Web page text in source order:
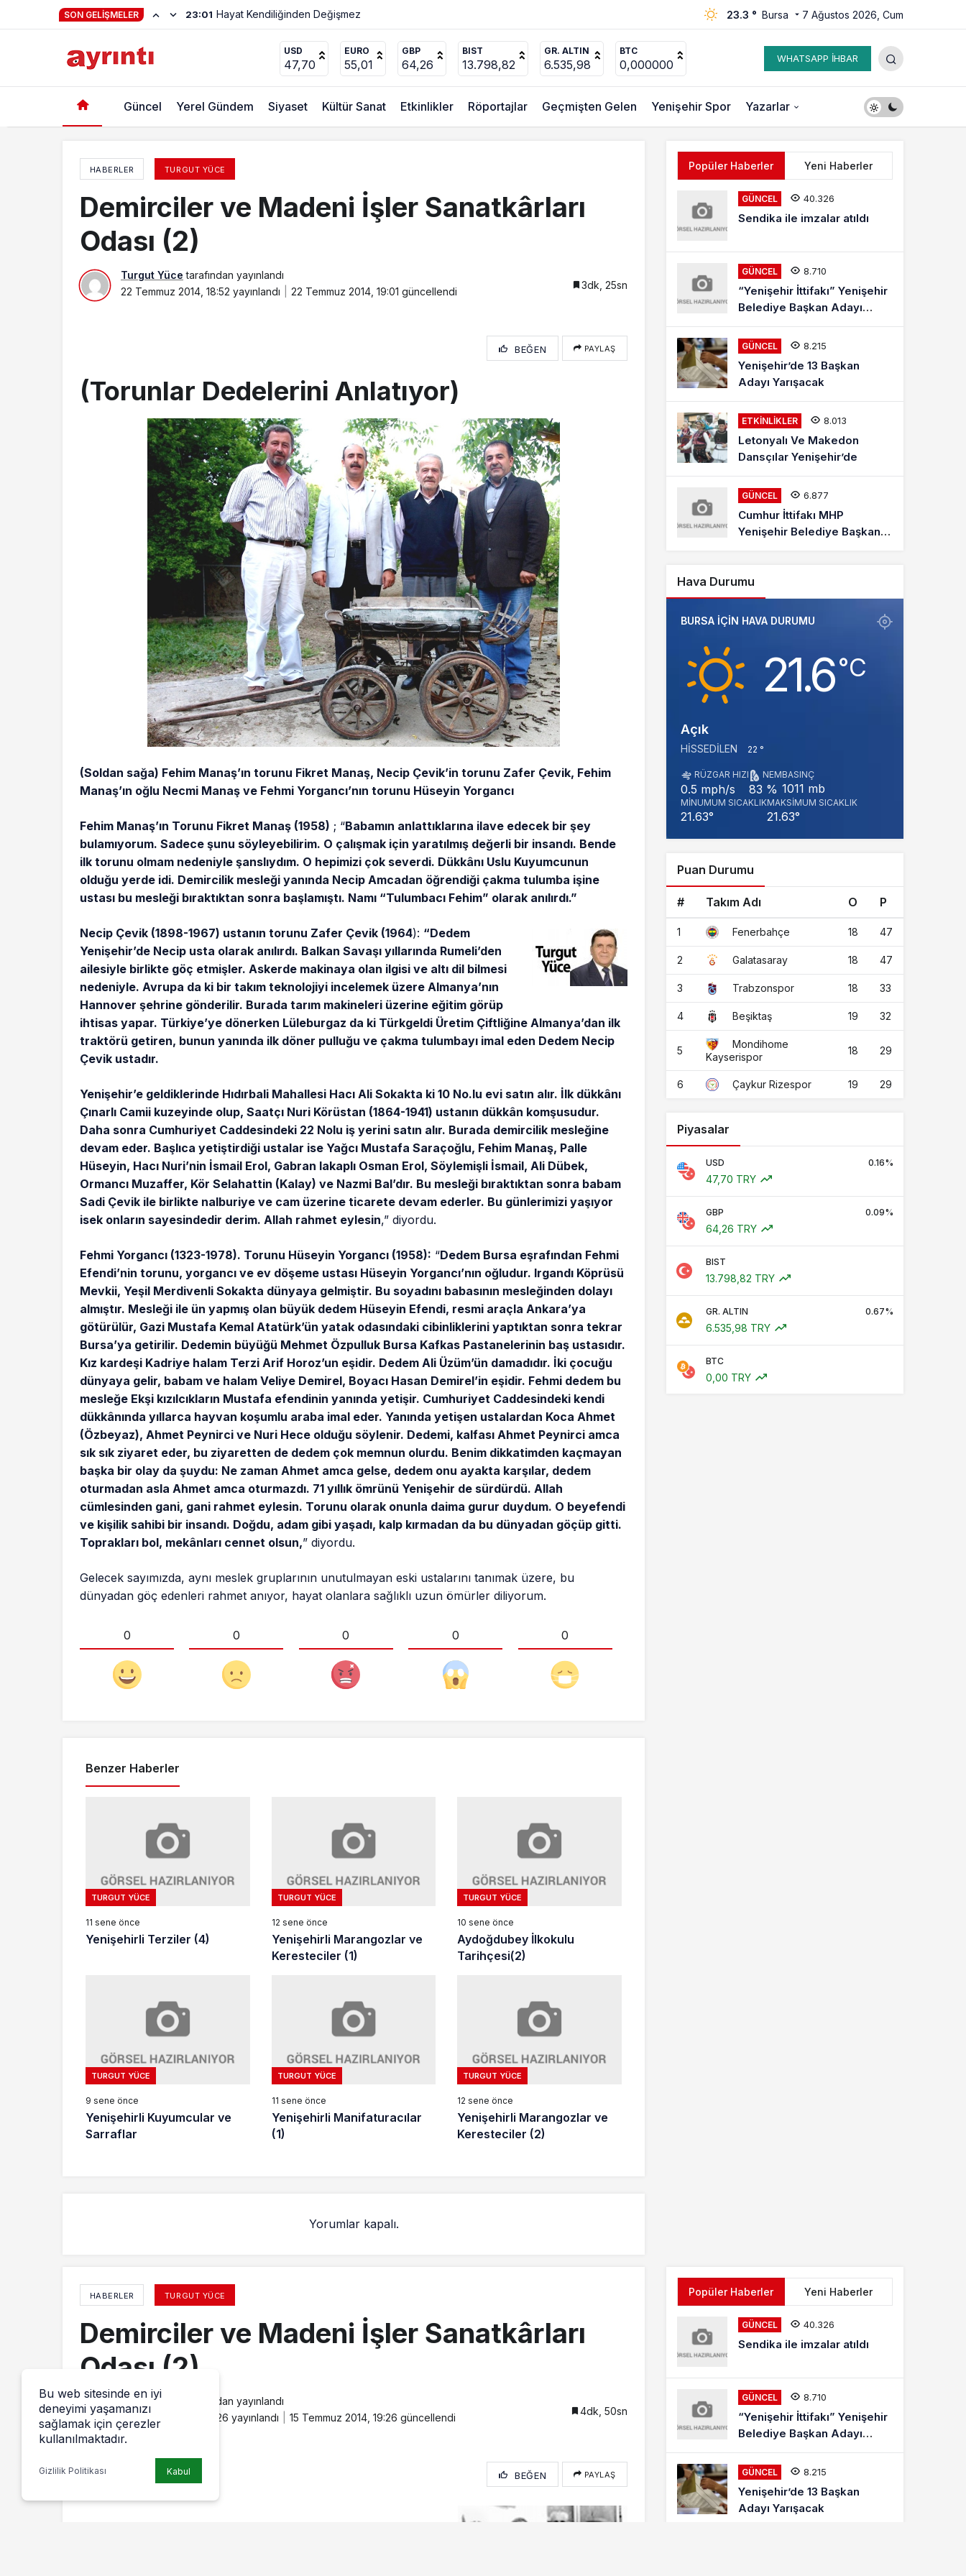
SON GELIŞMELER 22:56 Haftanın Şiiri Adnan Yücel’den 23.3 ° Bursa 7 Ağustos 2026, Cum
USD
47,70
EURO
55,01
GBP
64,26
BIST
13.798,82
GR. ALTIN
6.535,98
BTC
0,000000 WHATSAPP İHBAR
Güncel Yerel Gündem Siyaset Kültür Sanat Etkinlikler Röportajlar Geçmişten Gelen Yenişehir Spor Yazarlar
HABERLER TURGUT YÜCE
Demirciler ve Madeni İşler Sanatkârları
Odası (2)
Turgut Yüce tarafından yayınlandı
22 Temmuz 2014, 18:52 yayınlandı 22 Temmuz 2014, 19:01 güncellendi
3dk, 25sn
BEĞEN PAYLAŞ
(Torunlar Dedelerini Anlatıyor)
(Soldan sağa) Fehim Manaş’ın torunu Fikret Manaş, Necip Çevik’in torunu Zafer Çevik, Fehim
Manaş’ın oğlu Necmi Manaş ve Fehmi Yorgancı’nın torunu Hüseyin Yorgancı
Fehim Manaş’ın Torunu Fikret Manaş (1958) ; “Babamın anlattıklarına ilave edecek bir şey
bulamıyorum. Sadece şunu söyleyebilirim. O çalışmak için yaratılmış değerli bir insandı. Bende
ilk torunu olmam nedeniyle şanslıydım. O hepimizi çok severdi. Dükkânı Uslu Kuyumcunun
olduğu yerde idi. Demircilik mesleği yanında Necip Amcadan öğrendiği çakma tulumba işine
ustası bu mesleği bıraktıktan sonra başlamıştı. Namı “Tulumbacı Fehim” olarak anılırdı.”
Necip Çevik (1898-1967) ustanın torunu Zafer Çevik (1964): “Dedem
Yenişehir’de Necip usta olarak anılırdı. Balkan Savaşı yıllarında Rumeli’den
ailesiyle birlikte göç etmişler. Askerde makinaya olan ilgisi ve altı dil bilmesi
nedeniyle. Avrupa da ki bir takım teknolojiyi incelemek üzere Almanya’nın
Hannover şehrine gönderilir. Burada tarım makineleri üzerine eğitim görüp
ihtisas yapar. Türkiye’ye dönerken Lüleburgaz da ki Türkgeldi Üretim Çiftliğine Almanya’dan ilk
traktörü getiren, bunun yanında ilk döner pulluğu ve çakma tulumbayı imal eden Dedem Necip
Çevik ustadır.
Yenişehir’e geldiklerinde Hıdırbali Mahallesi Hacı Ali Sokakta ki 10 No.lu evi satın alır. İlk dükkânı
Çınarlı Camii kuzeyinde olup, Saatçı Nuri Körüstan (1864-1941) ustanın dükkân komşusudur.
Daha sonra Cumhuriyet Caddesindeki 22 Nolu iş yerini satın alır. Burada demircilik mesleğine
devam eder. Başlıca yetiştirdiği ustalar ise Yağcı Mustafa Saraçoğlu, Fehim Manaş, Palle
Hüseyin, Hacı Nuri’nin İsmail Erol, Gabran lakaplı Osman Erol, Söylemişli İsmail, Ali Dübek,
Ormancı Muzaffer, Kör Selahattin (Kalay) ve Nazmi Bal’dır. Bu mesleği bıraktıktan sonra babam
Sadi Çevik ile birlikte nalburiye ve cam üzerine ticarete devam ederler. Bu günlerimizi yaşıyor
isek onların sayesindedir derim. Allah rahmet eylesin,” diyordu.
Fehmi Yorgancı (1323-1978). Torunu Hüseyin Yorgancı (1958): “Dedem Bursa eşrafından Fehmi
Efendi’nin torunu, yorgancı ve ev döşeme ustası Hüseyin Yorgancı’nın oğludur. Irgandı Köprüsü
Mevkii, Yeşil Merdivenli Sokakta dünyaya gelmiştir. Bu soyadını babasının mesleğinden dolayı
almıştır. Mesleği ile ün yapmış olan büyük dedem Hüseyin Efendi, resmi araçla Ankara’ya
götürülür, Gazi Mustafa Kemal Atatürk’ün yatak odasındaki cibinliklerini yaptıktan sonra tekrar
Bursa’ya getirilir. Dedemin büyüğü Mehmet Özpulluk Bursa Kafkas Pastanelerinin baş ustasıdır.
Kız kardeşi Kadriye halam Terzi Arif Horoz’un eşidir. Dedem Ali Üzüm’ün damadıdır. İki çocuğu
dünyaya gelir, babam ve halam Veliye Demirel, Boyacı Hasan Demirel’in eşidir. Fehmi dedem bu
mesleğe Ekşi kızılcıkların Mustafa efendinin yanında yetişir. Cumhuriyet Caddesindeki kendi
dükkânında yıllarca hayvan koşumlu araba imal eder. Yanında yetişen ustalardan Koca Ahmet
(Özbeyaz), Ahmet Peynirci ve Nuri Hece olduğu söylenir. Dedemi, kalfası Ahmet Peynirci amca
sık sık ziyaret eder, bu ziyaretten de dedem çok memnun olurdu. Benim dikkatimden kaçmayan
başka bir olay da şuydu: Ne zaman Ahmet amca gelse, dedem onu ayakta karşılar, dedem
oturmadan asla Ahmet amca oturmazdı. 71 yıllık ömrünü Yenişehir de sürdürdü. Allah
cümlesinden gani, gani rahmet eylesin. Torunu olarak onunla daima gurur duydum. O beyefendi
ve kişilik sahibi bir insandı. Doğdu, adam gibi yaşadı, kalp kırmadan da bu dünyadan göçüp gitti.
Toprakları bol, mekânları cennet olsun,” diyordu.
Gelecek sayımızda, aynı meslek gruplarının unutulmayan eski ustalarını tanımak üzere, bu
dünyadan göç edenleri rahmet anıyor, hayat olanlara sağlıklı uzun ömürler diliyorum.
0 0 0 0 0
Benzer Haberler
TURGUT YÜCE
11 sene önce
Yenişehirli Terziler (4)
TURGUT YÜCE
12 sene önce
Yenişehirli Marangozlar ve
Keresteciler (1)
TURGUT YÜCE
10 sene önce
Aydoğdubey İlkokulu
Tarihçesi(2)
TURGUT YÜCE
9 sene önce
Yenişehirli Kuyumcular ve
Sarraflar
TURGUT YÜCE
11 sene önce
Yenişehirli Manifaturacılar
(1)
TURGUT YÜCE
12 sene önce
Yenişehirli Marangozlar ve
Keresteciler (2)
Yorumlar kapalı.
Popüler Haberler Yeni Haberler
GÜNCEL 40.326
Sendika ile imzalar atıldı
GÜNCEL 8.710
“Yenişehir İttifakı” Yenişehir
Belediye Başkan Adayı
Mehmet Kaya Röportajı
GÜNCEL 8.215
Yenişehir’de 13 Başkan
Adayı Yarışacak
ETKINLIKLER 8.013
Letonyalı Ve Makedon
Dansçılar Yenişehir’de
GÜNCEL 6.877
Cumhur İttifakı MHP
Yenişehir Belediye Başkan
Hava Durumu
BURSA IÇIN HAVA DURUMU
21.6‎°C
Açık
HISSEDILEN 22 °
RÜZGAR HIZI
0.5 mph/s
NEM
83 %
BASINÇ
1011 mb
MINUMUM SICAKLIK
21.63°
MAKSIMUM SICAKLIK
21.63°
Puan Durumu
# Takım Adı O P
1 Fenerbahçe 18 47
2 Galatasaray 18 47
3 Trabzonspor 18 33
4 Beşiktaş 19 32
5
Mondihome
Kayserispor
18 29
6 Çaykur Rizespor 19 29
Piyasalar
USD 0.16%
47,70 TRY
GBP 0.09%
64,26 TRY
BIST
13.798,82 TRY
GR. ALTIN 0.67%
6.535,98 TRY
BTC
0,00 TRY
HABERLER TURGUT YÜCE
Demirciler ve Madeni İşler Sanatkârları
Odası (2)
Turgut Yüce
tarafından yayınlandı
15 Temmuz 2014, 19:26 yayınlandı 15 Temmuz 2014, 19:26 güncellendi
4dk, 50sn
BEĞEN PAYLAŞ
Demirciler ve Madeni İşler Sanatkârları Odası (2)
Popüler Haberler Yeni Haberler
GÜNCEL 40.326
Sendika ile imzalar atıldı
GÜNCEL 8.710
“Yenişehir İttifakı” Yenişehir
Belediye Başkan Adayı
Mehmet Kaya Röportajı
GÜNCEL 8.215
Yenişehir’de 13 Başkan
Adayı Yarışacak
Bu web sitesinde en iyi
deneyimi yaşamanızı
sağlamak için çerezler
kullanılmaktadır.
Gizlilik Politikası Kabul